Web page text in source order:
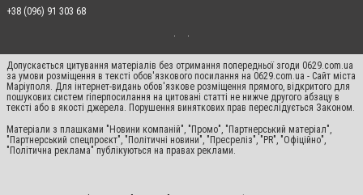
+38 (096) 91 303 68
Допускається цитування матеріалів без отримання попередньої згоди 0629.com.ua
за умови розміщення в тексті обов'язкового посилання на 0629.com.ua - Сайт міста
Маріуполя. Для інтернет-видань обов'язкове розміщення прямого, відкритого для
пошукових систем гіперпосилання на цитовані статті не нижче другого абзацу в
тексті або в якості джерела. Порушення виняткових прав переслідується Законом.
Матеріали з плашками "Новини компаній", "Промо", "Партнерський матеріал",
"Партнерський спецпроєкт", "Політичні новини", "Пресреліз", "PR", "Офіційно",
"Політична реклама" публікуються на правах реклами.